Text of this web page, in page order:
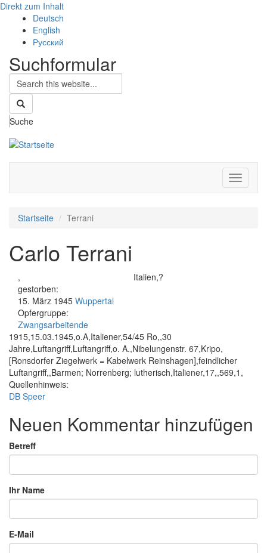
Direkt zum Inhalt
Deutsch
English
Русский
Suchformular
Suche
Startseite Terrani
Carlo Terrani
,
gestorben:
15. März 1945 Wuppertal
Opfergruppe:
Zwangsarbeitende
Italien,?
1915,15.03.1945,o.A,Italiener,54/45 Ro,,30
Jahre,Luftangriff,Luftangriff,o. A.,Nibelungenstr. 67,Kripo,
[Ronsdorfer Ziegelwerk = Kabelwerk Reinshagen],feindlicher
Luftangriff,,Barmen; Norrenberg; lutherisch,Italiener,17,,569,1,
Quellenhinweis:
DB Speer
Neuen Kommentar hinzufügen
Betreff
Ihr Name
E-Mail